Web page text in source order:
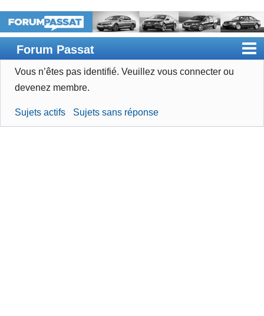
Forum Passat
Accueil
Devenir membre
Vous n’êtes pas identifié. Veuillez vous connecter ou
devenez membre.
Sujets actifs Sujets sans réponse